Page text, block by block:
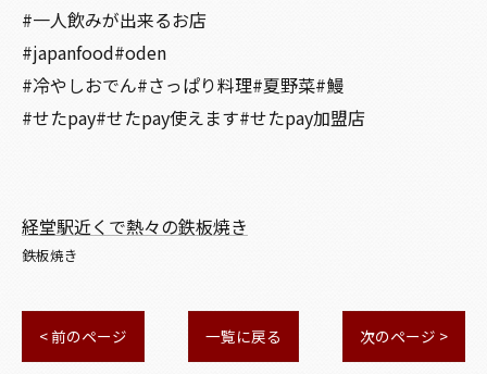
#一人飲みが出来るお店
#japanfood#oden
#冷やしおでん#さっぱり料理#夏野菜#鰻
#せたpay#せたpay使えます#せたpay加盟店
経堂駅近くで熱々の鉄板焼き
鉄板焼き
< 前のページ 一覧に戻る 次のページ >